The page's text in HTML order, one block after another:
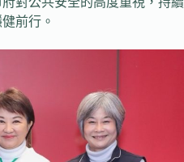
前行。